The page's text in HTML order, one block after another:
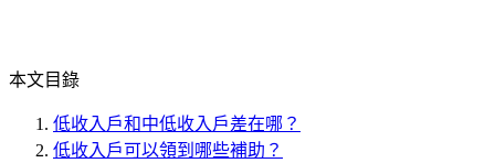
本文目錄
低收入戶和中低收入戶差在哪？
低收入戶可以領到哪些補助？